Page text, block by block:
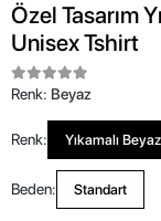
Özel Tasarım
Unisex Tshirt
Renk: Beyaz
Renk: Yıkamalı Beyaz
Beden: Standart